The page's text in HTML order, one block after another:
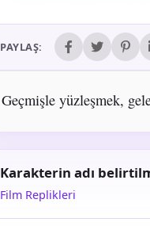
PAYLAŞ:
Geçmişle yüzleşmek,
Karakterin adı
Film Replikleri